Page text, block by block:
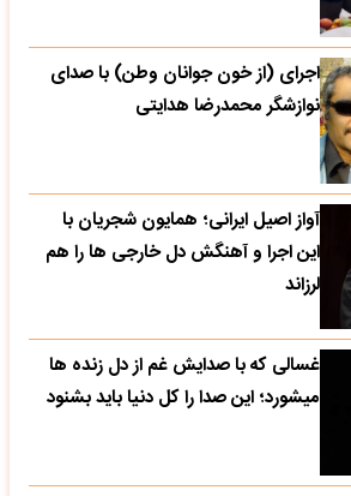
اجرای (از خون جوانان وطن) با صدای
نوازشگر محمدرضا هدایتی
آواز اصیل ایرانی؛ همایون شجریان با
این اجرا و آهنگش دل خارجی ها را هم
لرزاند
غسالی که با صدایش غم از دل زنده ها
میشورد؛ این صدا را کل دنیا باید بشنود